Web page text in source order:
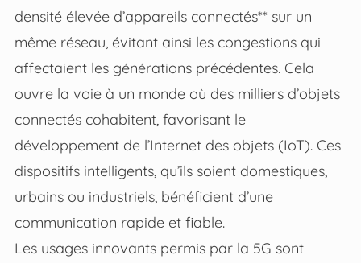
densité élevée d’appareils connectés** sur un
même réseau, évitant ainsi les congestions qui
affectaient les générations précédentes. Cela
ouvre la voie à un monde où des milliers d’objets
connectés cohabitent, favorisant le
développement de l’Internet des objets (IoT). Ces
dispositifs intelligents, qu’ils soient domestiques,
urbains ou industriels, bénéficient d’une
communication rapide et fiable.
Les usages innovants permis par la 5G sont